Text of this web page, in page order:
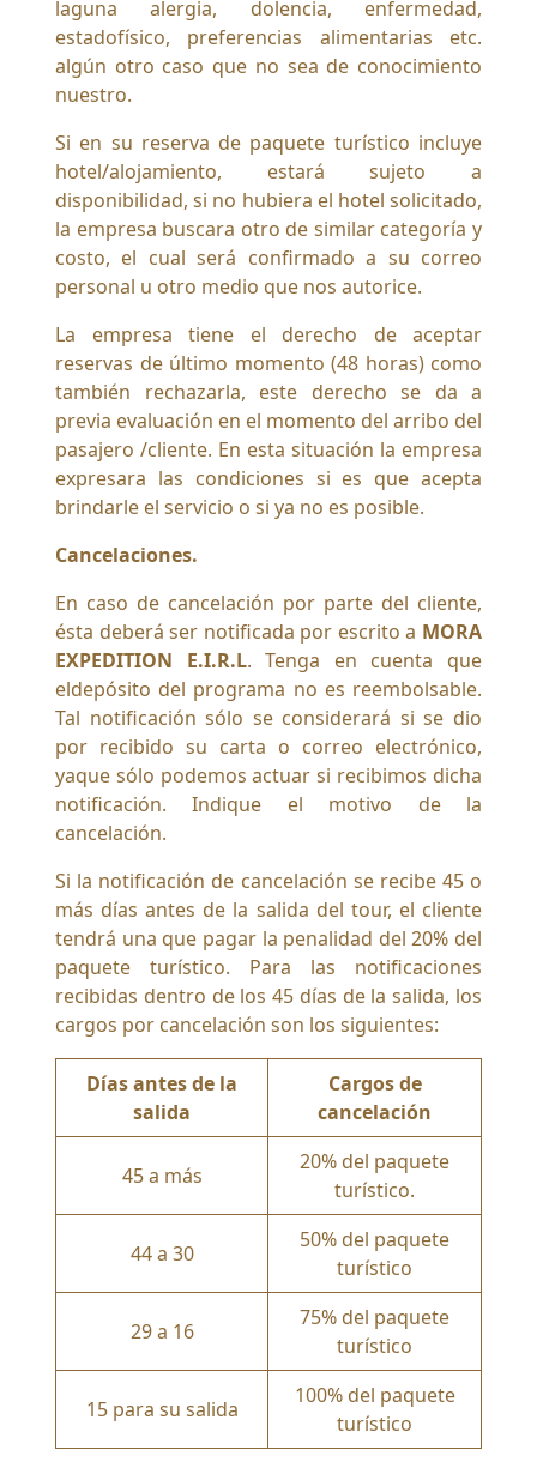
laguna alergia, dolencia, enfermedad,
estadofísico, preferencias alimentarias etc.
algún otro caso que no sea de conocimiento
nuestro.
Si en su reserva de paquete turístico incluye
hotel/alojamiento, estará sujeto a
disponibilidad, si no hubiera el hotel solicitado,
la empresa buscara otro de similar categoría y
costo, el cual será confirmado a su correo
personal u otro medio que nos autorice.
La empresa tiene el derecho de aceptar
reservas de último momento (48 horas) como
también rechazarla, este derecho se da a
previa evaluación en el momento del arribo del
pasajero /cliente. En esta situación la empresa
expresara las condiciones si es que acepta
brindarle el servicio o si ya no es posible.
Cancelaciones.
En caso de cancelación por parte del cliente,
ésta deberá ser notificada por escrito a MORA
EXPEDITION E.I.R.L. Tenga en cuenta que
eldepósito del programa no es reembolsable.
Tal notificación sólo se considerará si se dio
por recibido su carta o correo electrónico,
yaque sólo podemos actuar si recibimos dicha
notificación. Indique el motivo de la
cancelación.
Si la notificación de cancelación se recibe 45 o
más días antes de la salida del tour, el cliente
tendrá una que pagar la penalidad del 20% del
paquete turístico. Para las notificaciones
recibidas dentro de los 45 días de la salida, los
cargos por cancelación son los siguientes:
Días antes de la
salida
Cargos de
cancelación
45 a más
20% del paquete
turístico.
44 a 30
50% del paquete
turístico
29 a 16
75% del paquete
turístico
15 para su salida
100% del paquete
turístico